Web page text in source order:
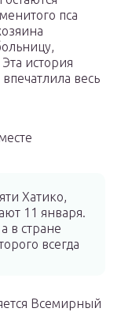
пса
история
весь
Хатико,
11 января.
в стране
всегда
Всемирный